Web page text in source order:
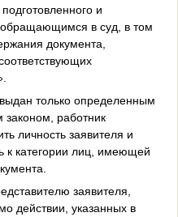
и
в суд, в том
документа,
только определенным
законом, работник
личность заявителя и
к категории лиц, имеющей
заявителя,
действии, указанных в